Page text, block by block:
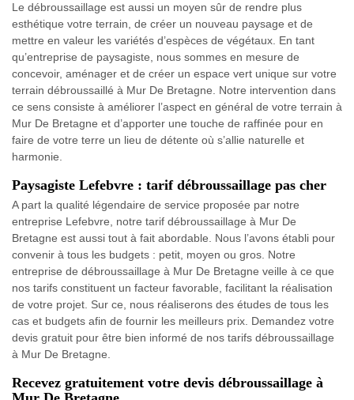
Le débroussaillage est aussi un moyen sûr de rendre plus
esthétique votre terrain, de créer un nouveau paysage et de
mettre en valeur les variétés d’espèces de végétaux. En tant
qu’entreprise de paysagiste, nous sommes en mesure de
concevoir, aménager et de créer un espace vert unique sur votre
terrain débroussaillé à Mur De Bretagne. Notre intervention dans
ce sens consiste à améliorer l’aspect en général de votre terrain à
Mur De Bretagne et d’apporter une touche de raffinée pour en
faire de votre terre un lieu de détente où s’allie naturelle et
harmonie.
Paysagiste Lefebvre : tarif débroussaillage pas cher
A part la qualité légendaire de service proposée par notre
entreprise Lefebvre, notre tarif débroussaillage à Mur De
Bretagne est aussi tout à fait abordable. Nous l’avons établi pour
convenir à tous les budgets : petit, moyen ou gros. Notre
entreprise de débroussaillage à Mur De Bretagne veille à ce que
nos tarifs constituent un facteur favorable, facilitant la réalisation
de votre projet. Sur ce, nous réaliserons des études de tous les
cas et budgets afin de fournir les meilleurs prix. Demandez votre
devis gratuit pour être bien informé de nos tarifs débroussaillage
à Mur De Bretagne.
Recevez gratuitement votre devis débroussaillage à